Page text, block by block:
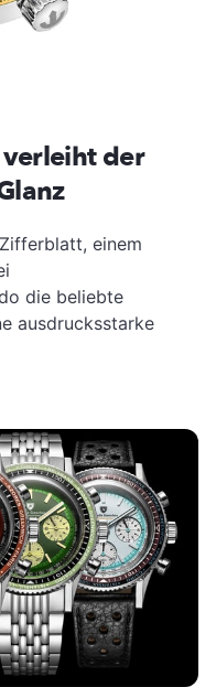
der
einem
die beliebte
ausdrucksstarke